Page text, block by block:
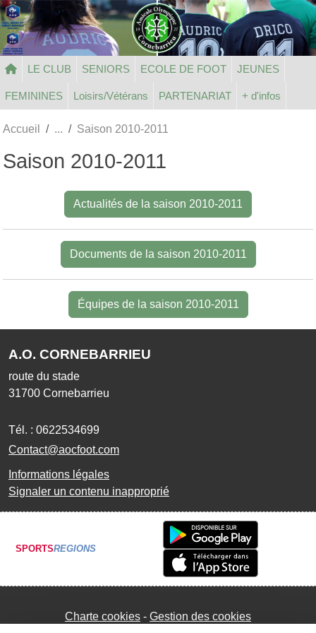
LE CLUB SENIORS ECOLE DE FOOT JEUNES
FEMININES Loisirs/Vétérans PARTENARIAT + d'infos
Accueil Saison 2010-2011
Saison 2010-2011
Actualités de la saison 2010-2011
Documents de la saison 2010-2011
Équipes de la saison 2010-2011
A.O. CORNEBARRIEU
route du stade
31700 Cornebarrieu
Tél. : 0622534699
Contact@aocfoot.com
Informations légales
Signaler un contenu inapproprié
SPORTSREGIONS
Charte cookies Gestion des cookies
Panneau de gestion des cookies